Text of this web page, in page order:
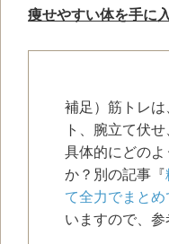
痩せやすい体を手に
補足）筋トレ
ト、腕立て伏
具体的にどの
か？別の記事『
て全力でまとめ
いますので、参